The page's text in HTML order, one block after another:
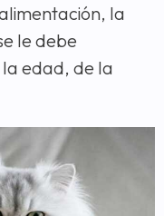
la
le debe
edad, de la